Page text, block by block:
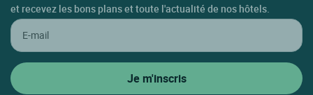
et recevez les bons plans et toute l'actualité de nos hôtels.